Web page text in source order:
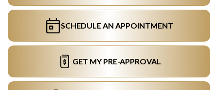
SCHEDULE AN APPOINTMENT
GET MY PRE-APPROVAL